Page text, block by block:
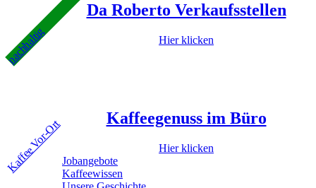
nachhaltig
Da Roberto Verkaufsstellen
Hier klicken
Kaffee Vor-Ort Kaffeegenuss im Büro
Hier klicken
Jobangebote
Kaffeewissen